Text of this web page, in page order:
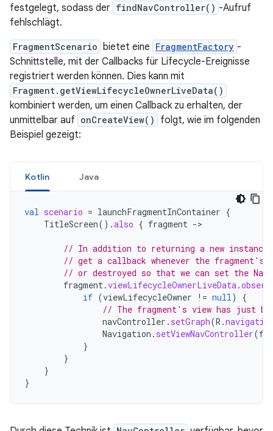
festgelegt, sodass der findNavController() -Aufruf
fehlschlägt.
FragmentScenario bietet eine FragmentFactory -
Schnittstelle, mit der Callbacks für Lifecycle-Ereignisse
registriert werden können. Dies kann mit
Fragment.getViewLifecycleOwnerLiveData()
kombiniert werden, um einen Callback zu erhalten, der
unmittelbar auf onCreateView()
folgt, wie im folgenden
Beispiel gezeigt:
Kotlin Java
val scenario = launchFragmentInContainer {
TitleScreen().also { fragment ->
// In addition to returning a new instance
// get a callback whenever the fragment's
// or destroyed so that we can set the
fragment .viewLifecycleOwnerLiveData .
if (viewLifecycleOwner != null )
{
// The fragment's view has just
navController . setGraph(R .
Navigation . setViewNavController(
}
}
}
}